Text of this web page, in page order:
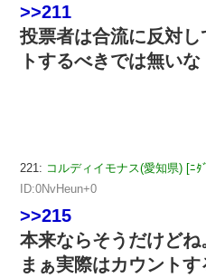
>>211
投票者は合流に反対
トするべきでは無いな
221: コルディイモナス(愛知県) [ﾆﾀ
ID:0NvHeun+0
>>215
本来ならそうだけどね
まぁ実際はカウント